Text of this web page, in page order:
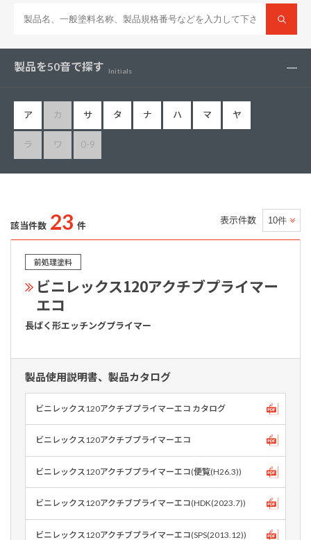
製品を50音で探す Initials
ア カ サ タ ナ ハ マ ヤ
ラ ワ 0-9
該当件数 23 件 表示件数
前処理塗料
ビニレックス120アクチブプライマー
エコ
長ばく形エッチングプライマー
製品使用説明書、製品カタログ
ビニレックス120アクチブプライマーエコ カタログ
ビニレックス120アクチブプライマーエコ
ビニレックス120アクチブプライマーエコ(便覧(H26.3))
ビニレックス120アクチブプライマーエコ(HDK(2023.7))
ビニレックス120アクチブプライマーエコ(SPS(2013.12))